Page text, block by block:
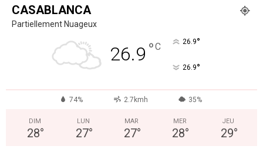
CASABLANCA
Partiellement Nuageux
26.9 °C 26.9°
26.9°
74% 2.7kmh 35%
DIM
28°
LUN
27°
MAR
27°
MER
28°
JEU
29°